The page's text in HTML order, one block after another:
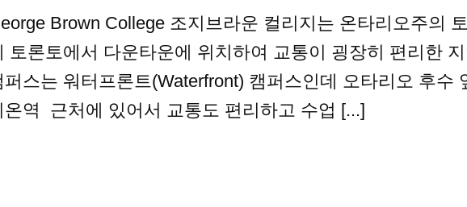
Brown College 조지브라운 컬리지는 온타리오주의
토론토에서 다운타운에 위치하여 교통이 굉장히 편리한
퍼스는 워터프론트(Waterfront) 캠퍼스인데 오타리오 후수
온역 근처에 있어서 교통도 편리하고 수업 [...]